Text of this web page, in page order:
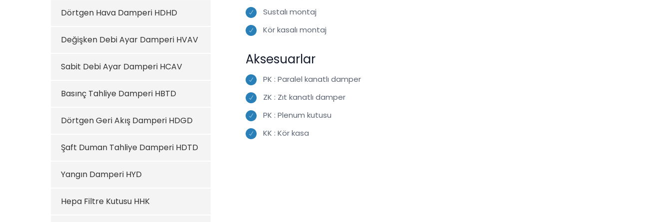
Dörtgen Hava Damperi HDHD
Değişken Debi Ayar Damperi HVAV
Sabit Debi Ayar Damperi HCAV
Basınç Tahliye Damperi HBTD
Dörtgen Geri Akış Damperi HDGD
Şaft Duman Tahliye Damperi HDTD
Yangın Damperi HYD
Hepa Filtre Kutusu HHK
Sustalı montaj
Kör kasalı montaj
Aksesuarlar
PK : Paralel kanatlı damper
ZK : Zıt kanatlı damper
PK : Plenum kutusu
KK : Kör kasa